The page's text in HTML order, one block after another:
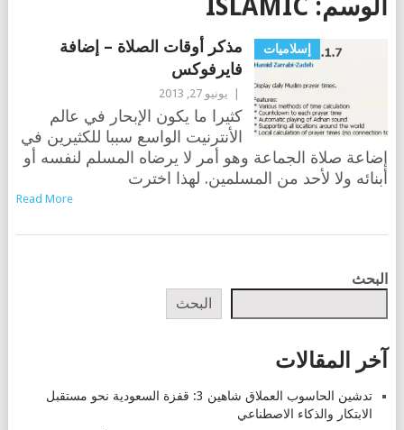
الوسم: ISLAMIC
إسلاميات
مذكر أوقات الصلاة – إضافة
فايرفوكس
يونيو 27, 2013
كثيرا ما يكون الإبحار في عالم
الأنترنيت الواسع سببا للكثيرين في
إضاعة صلاة الجماعة وهو أمر لا يرضاه المسلم لنفسه أو
أبنائه ولا لأحد من المسلمين. لهذا اخترت
Read More
POSTS
البحث
البحث
آخر المقالات
تدشين الحاسوب العملاق شاهين 3: قفزة السعودية نحو مستقبل
الابتكار والذكاء الاصطناعي